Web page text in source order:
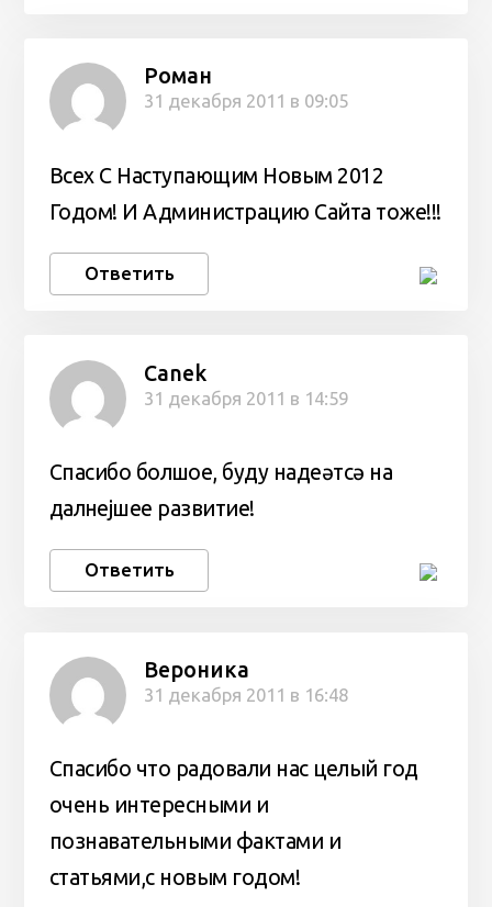
Роман
31 декабря 2011 в 09:05
Всех С Наступающим Новым 2012
Годом! И Администрацию Сайта тоже!!!
Ответить
Canek
31 декабря 2011 в 14:59
Спасибо болғшое, буду надеәтсә на
далғнејшее развитие!
Ответить
Вероника
31 декабря 2011 в 16:48
Спасибо что радовали нас целый год
очень интересными и
познавательными фактами и
статьями,с новым годом!